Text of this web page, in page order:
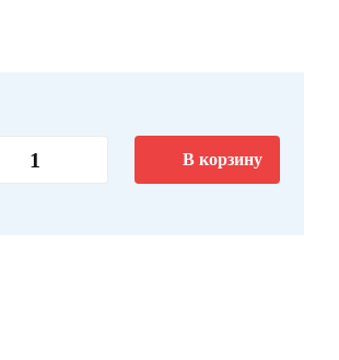
В корзину